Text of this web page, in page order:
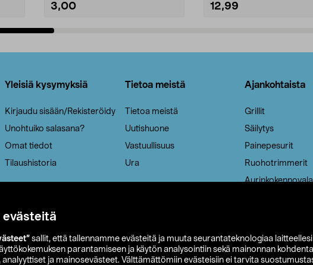
evästeitä
sallit, että tallennamme evästeitä ja muuta seurantateknologiaa laitteellesi
parantamiseen ja käytön analysointiin sekä mainonnan
ja mainosevästeet. Välttämättömiin evästeisiin ei tarvita
3,00 12,99
Yleisiä kysymyksiä
Kirjaudu sisään/Rekisteröidy
Unohtuiko salasana?
Omat tiedot
Tilaushistoria
Tietoa meistä
Tietoa meistä
Uutishuone
Vastuullisuus
Ura
Ajankohtaista
Grillit
Säilytys
Painepesurit
Ruohotrimmerit